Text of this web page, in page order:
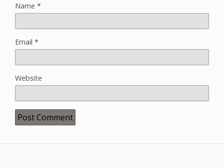
Name *
Email *
Website